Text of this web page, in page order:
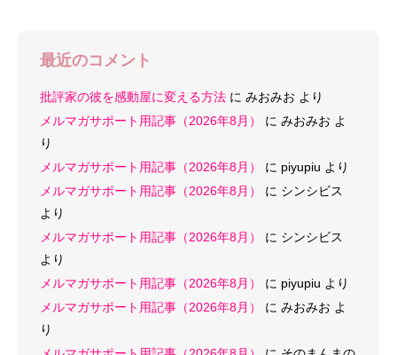
最近のコメント
批評家の彼を感動屋に変える方法 に みおみお より
メルマガサポート用記事（2026年8月）
に みおみお よ
り
メルマガサポート用記事（2026年8月）
に piyupiu より
メルマガサポート用記事（2026年8月）
に シンシビス
より
メルマガサポート用記事（2026年8月）
に シンシビス
より
メルマガサポート用記事（2026年8月）
に piyupiu より
メルマガサポート用記事（2026年8月）
に みおみお よ
り